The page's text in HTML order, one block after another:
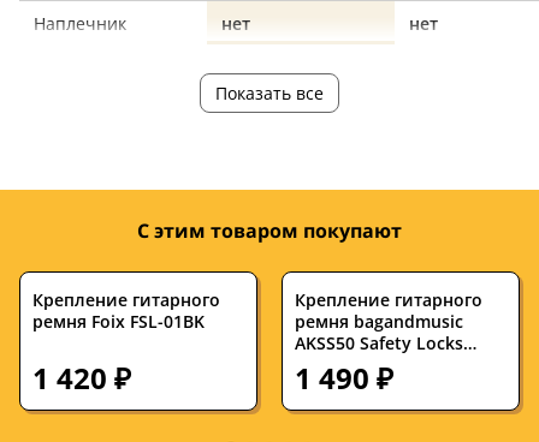
Наплечник
нет
нет
полиэстер
175
производства
Показать все
С этим товаром покупают
Крепление гитарного
ремня Foix FSL-01BK
1 420 ₽
Крепление гитарного
ремня bagandmusic
AKSS50 Safety Locks
Black (пара)
1 490 ₽